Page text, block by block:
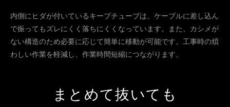
内側にヒダが付いているキープチューブは、ケーブルに差し込ん
で振ってもズレにくく落ちにくくなっています。また、カシメが
ない構造のため必要に応じて簡単に移動が可能です。工事時の煩
わしい作業を軽減し、作業時間短縮につながります。
まとめて抜いても